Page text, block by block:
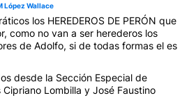
López Wallace
los HEREDEROS DE PERÓN que
como no van a ser herederos los
de Adolfo, si de todas formas el es
desde la Sección Especial de
Lombilla y José Faustino